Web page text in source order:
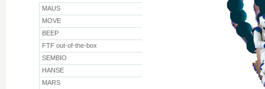
MAUS
MOVE
BEEP
FTF out-of-the-box
SEMBIO
HANSE
MARS